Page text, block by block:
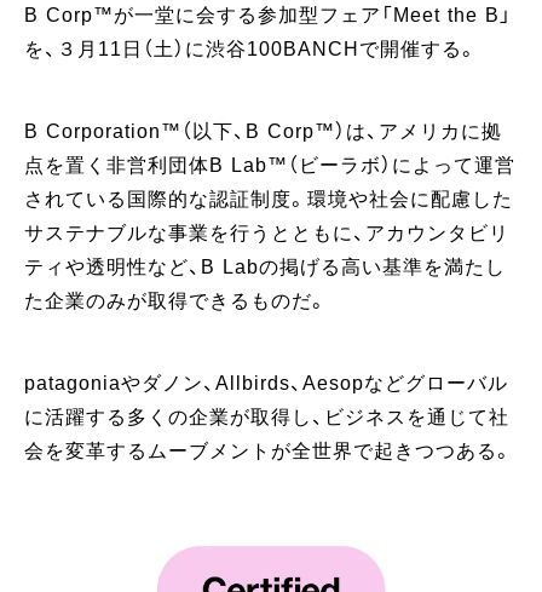
B Corp™️が一堂に会する参加型フェア「Meet the B」
を、３月11日（土）に渋谷100BANCHで開催する。
B Corporation™️（以下、B Corp™️）は、アメリカに拠
点を置く非営利団体B Lab™️（ビーラボ）によって運営
されている国際的な認証制度。環境や社会に配慮した
サステナブルな事業を行うとともに、アカウンタビリ
ティや透明性など、B Labの掲げる高い基準を満たし
た企業のみが取得できるものだ。
patagoniaやダノン、Allbirds、Aesopなどグローバル
に活躍する多くの企業が取得し、ビジネスを通じて社
会を変革するムーブメントが全世界で起きつつある。